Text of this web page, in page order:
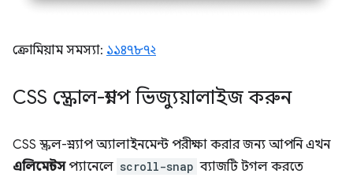
ক্রোমিয়াম সমস্যা: ১১৪৭৮৭২
CSS স্ক্রোল-স্ন্যাপ ভিজ্যুয়ালাইজ করুন
CSS স্ক্রল-স্ন্যাপ অ্যালাইনমেন্ট পরীক্ষা করার জন্য আপনি এখন
এলিমেন্টসপ্যানেলে scroll-snap ব্যাজটি টগল করতে